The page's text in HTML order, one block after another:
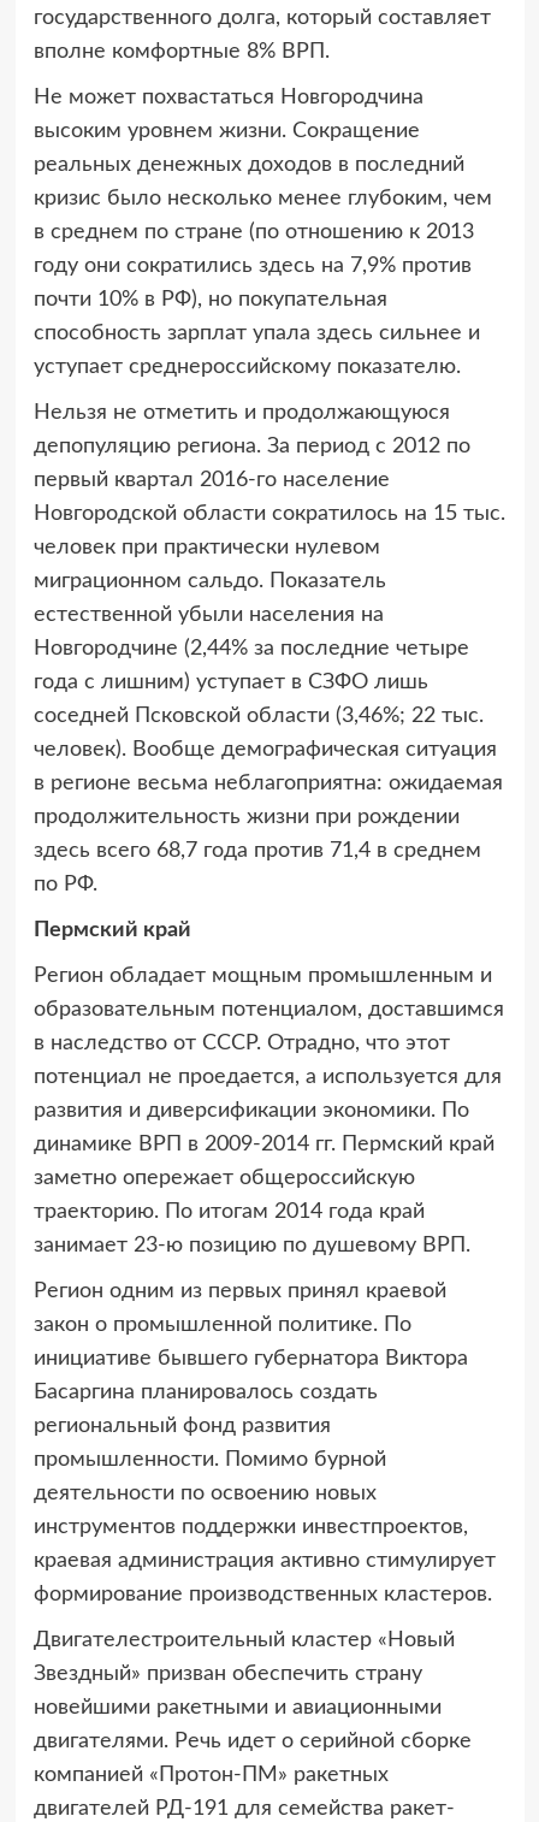
государственного долга, который составляет
вполне комфортные 8% ВРП.
Не может похвастаться Новгородчина
высоким уровнем жизни. Сокращение
реальных денежных доходов в последний
кризис было несколько менее глубоким, чем
в среднем по стране (по отношению к 2013
году они сократились здесь на 7,9% против
почти 10% в РФ), но покупательная
способность зарплат упала здесь сильнее и
уступает среднероссийскому показателю.
Нельзя не отметить и продолжающуюся
депопуляцию региона. За период с 2012 по
первый квартал 2016-го население
Новгородской области сократилось на 15 тыс.
человек при практически нулевом
миграционном сальдо. Показатель
естественной убыли населения на
Новгородчине (2,44% за последние четыре
года с лишним) уступает в СЗФО лишь
соседней Псковской области (3,46%; 22 тыс.
человек). Вообще демографическая ситуация
в регионе весьма неблагоприятна: ожидаемая
продолжительность жизни при рождении
здесь всего 68,7 года против 71,4 в среднем
по РФ.
Пермский край
Регион обладает мощным промышленным и
образовательным потенциалом, доставшимся
в наследство от СССР. Отрадно, что этот
потенциал не проедается, а используется для
развития и диверсификации экономики. По
динамике ВРП в 2009-2014 гг. Пермский край
заметно опережает общероссийскую
траекторию. По итогам 2014 года край
занимает 23-ю позицию по душевому ВРП.
Регион одним из первых принял краевой
закон о промышленной политике. По
инициативе бывшего губернатора Виктора
Басаргина планировалось создать
региональный фонд развития
промышленности. Помимо бурной
деятельности по освоению новых
инструментов поддержки инвестпроектов,
краевая администрация активно стимулирует
формирование производственных кластеров.
Двигателестроительный кластер «Новый
Звездный» призван обеспечить страну
новейшими ракетными и авиационными
двигателями. Речь идет о серийной сборке
компанией «Протон-ПМ» ракетных
двигателей РД-191 для семейства ракет-